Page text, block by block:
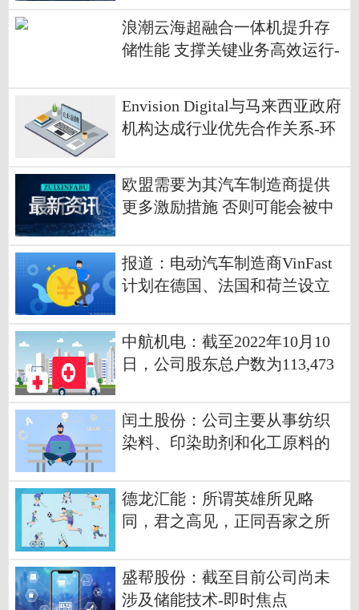
浪潮云海超融合一体机提升存
储性能 支撑关键业务高效运行-
Envision Digital与马来西亚政府
机构达成行业优先合作关系-环
欧盟需要为其汽车制造商提供
更多激励措施 否则可能会被中
报道：电动汽车制造商VinFast
计划在德国、法国和荷兰设立
中航机电：截至2022年10月10
日，公司股东总户数为113,473
闰土股份：公司主要从事纺织
染料、印染助剂和化工原料的
德龙汇能：所谓英雄所见略
同，君之高见，正同吾家之所
盛帮股份：截至目前公司尚未
涉及储能技术-即时焦点